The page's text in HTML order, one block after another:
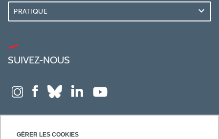
GÉRER LES COOKIES
PRATIQUE
SUIVEZ-NOUS